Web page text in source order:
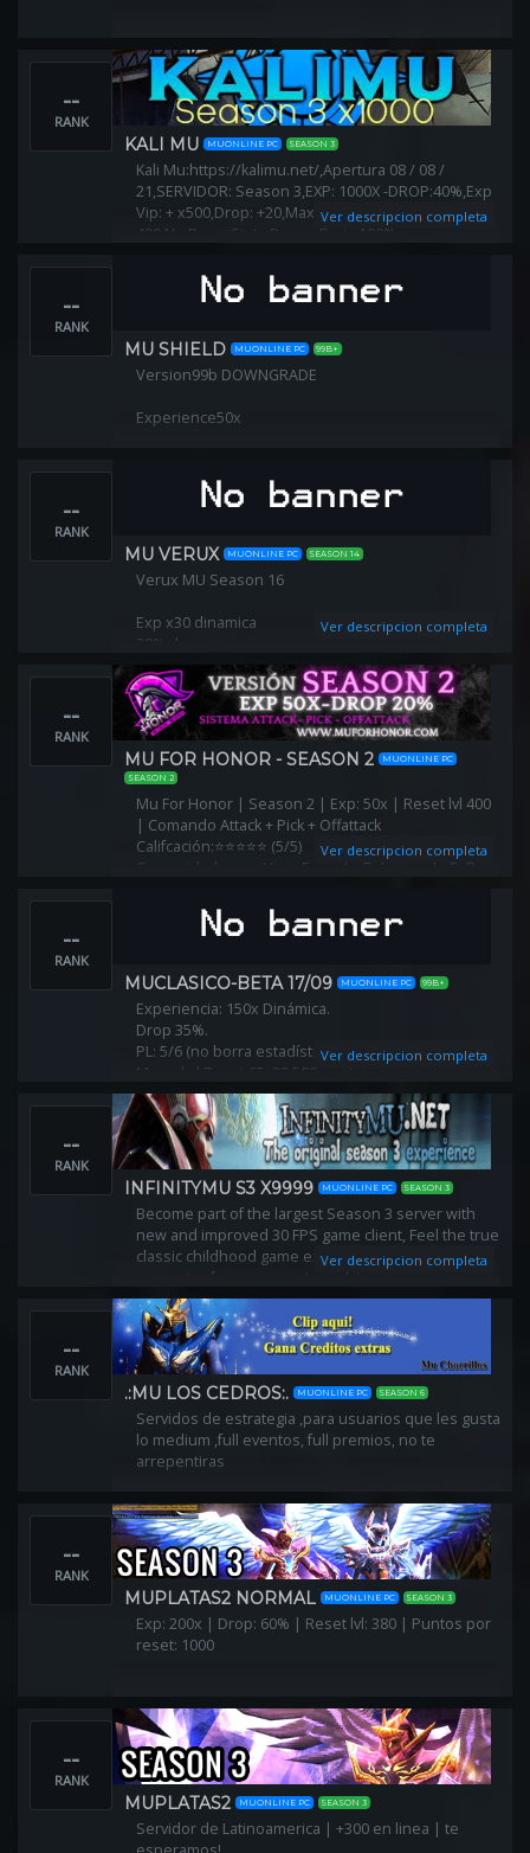
--
RANK
KALI MU MUONLINE PC SEASON 3
Kali Mu:https://kalimu.net/,Apertura 08 / 08 /
21,SERVIDOR: Season 3,EXP: 1000X -DROP:40%,Exp
Vip: + x500,Drop: +20,Max Stats: 65K,Reset Level:
400,No Borra Stats,Bonus Party 100%
GP,Cámara 3D activ
Ver descripcion completa
--
RANK
MU SHIELD MUONLINE PC 99B+
Version99b DOWNGRADE
Experience50x
PLAY TO WIN!
--
RANK
MU VERUX MUONLINE PC SEASON 14
Verux MU Season 16
Exp x30 dinamica
30% drop
NO-Rebirth
Antilag client!
Offattack 12 horas free y 24 horas vips!
NO WEBSHOP
PVE Y PVP BALANCEADO
Ver descripcion completa
--
RANK
MU FOR HONOR - SEASON 2
MUONLINE PC
SEASON 2
Mu For Honor | Season 2 | Exp: 50x | Reset lvl 400
| Comando Attack + Pick + Offattack
Califcación:⭐⭐⭐⭐⭐ (5/5)
Comunidad como Vieja Escuela, Balanceado PvP y
Ver descripcion completa
--
RANK
MUCLASICO-BETA 17/09 MUONLINE PC 99B+
Experiencia: 150x Dinámica.
Drop 35%.
PL: 5/6 (no borra estadísticas)
Maxed al Reset 65, 32.500 puntos.
Helper ON/OFF Habilitado.
⛔ 2 cuentas por IP ⛔
Ver descripcion completa
--
RANK
INFINITYMU S3 X9999 MUONLINE PC SEASON 3
Become part of the largest Season 3 server with
new and improved 30 FPS game client, Feel the true
classic childhood game experience, Lifetime
warranty of your accounts and items
Ver descripcion completa
--
RANK
.:MU LOS CEDROS:. MUONLINE PC SEASON 6
Servidos de estrategia ,para usuarios que les gusta
lo medium ,full eventos, full premios, no te
arrepentiras
--
RANK
MUPLATAS2 NORMAL MUONLINE PC SEASON 3
Exp: 200x | Drop: 60% | Reset lvl: 380 | Puntos por
reset: 1000
--
RANK
MUPLATAS2 MUONLINE PC SEASON 3
Servidor de Latinoamerica | +300 en linea | te